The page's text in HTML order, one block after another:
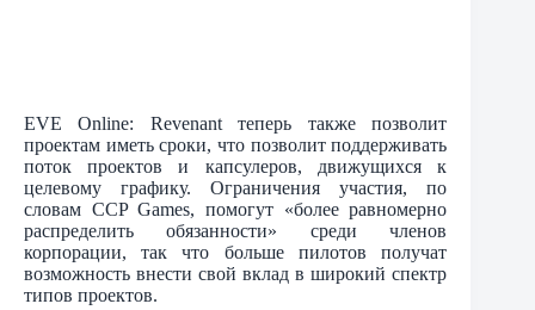
EVE Online: Revenant теперь также позволит
проектам иметь сроки, что позволит поддерживать
поток проектов и капсулеров, движущихся к
целевому графику. Ограничения участия, по
словам CCP Games, помогут «более равномерно
распределить обязанности» среди членов
корпорации, так что больше пилотов получат
возможность внести свой вклад в широкий спектр
типов проектов.